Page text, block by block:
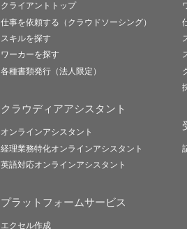
クライアントトップ
仕事を依頼する（クラウドソーシング）
スキルを探す
ワーカーを探す
各種書類発行（法人限定）
クラウディアアシスタント
オンラインアシスタント
経理業務特化オンラインアシスタント
英語対応オンラインアシスタント
プラットフォームサービス
エクセル作成